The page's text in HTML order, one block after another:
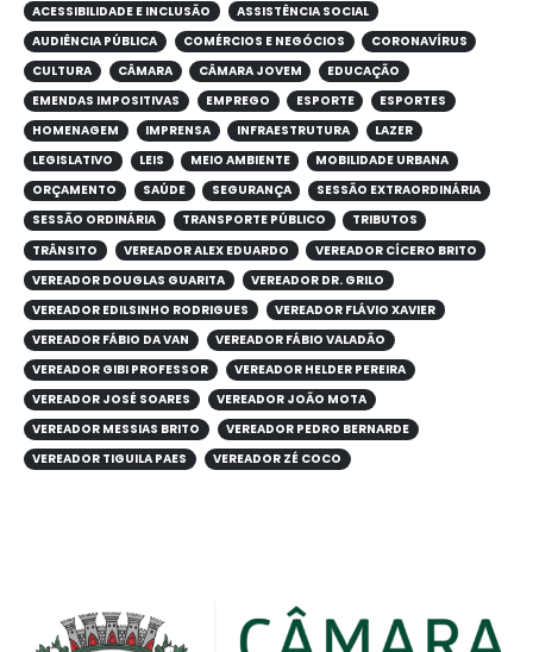
ACESSIBILIDADE E INCLUSÃO
ASSISTÊNCIA SOCIAL
AUDIÊNCIA PÚBLICA
COMÉRCIOS E NEGÓCIOS
CORONAVÍRUS
CULTURA
CÂMARA CÂMARA JOVEM
EDUCAÇÃO
EMENDAS IMPOSITIVAS
EMPREGO ESPORTE
ESPORTES
HOMENAGEM
IMPRENSA INFRAESTRUTURA
LAZER
LEGISLATIVO
LEIS MEIO AMBIENTE
MOBILIDADE URBANA
ORÇAMENTO
SAÚDE SEGURANÇA
SESSÃO EXTRAORDINÁRIA
SESSÃO ORDINÁRIA
TRANSPORTE PÚBLICO
TRIBUTOS
TRÂNSITO
VEREADOR ALEX EDUARDO
VEREADOR CÍCERO BRITO
VEREADOR DOUGLAS GUARITA
VEREADOR DR. GRILO
VEREADOR EDILSINHO RODRIGUES
VEREADOR FLÁVIO XAVIER
VEREADOR FÁBIO DA VAN
VEREADOR FÁBIO VALADÃO
VEREADOR GIBI PROFESSOR
VEREADOR HELDER PEREIRA
VEREADOR JOSÉ SOARES
VEREADOR JOÃO MOTA
VEREADOR MESSIAS BRITO
VEREADOR PEDRO BERNARDE
VEREADOR TIGUILA PAES
VEREADOR ZÉ COCO